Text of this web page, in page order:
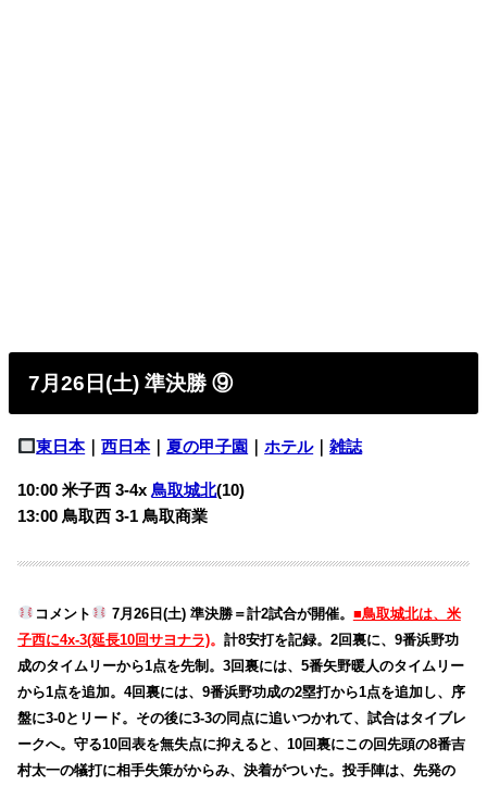
7月26日(土) 準決勝 ⑨
東日本｜西日本｜夏の甲子園 ｜ホテル｜雑誌
10:00米子西 3-4x鳥取城北(10)
13:00 鳥取西 3-1鳥取商業
コメント 7月26日(土) 準決勝＝計2試合が開催。 ■鳥取城北は、米
子西に4x-3(延長10回サヨナラ)。計8安打を記録。2回裏に、9番浜野功
成のタイムリーから1点を先制。3回裏には、5番矢野暖人のタイムリー
から1点を追加。4回裏には、9番浜野功成の2塁打から1点を追加し、序
盤に3-0とリード。その後に3-3の同点に追いつかれて、試合はタイブレ
ークへ。守る10回表を無失点に抑えると、10回裏にこの回先頭の8番吉
村太一の犠打に相手失策がからみ、決着がついた。投手陣は、先発の